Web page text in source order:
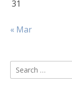
31
« Mar
Search
for: